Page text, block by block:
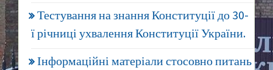
Тестування на знання Конституції до 30-
ї річниці ухвалення Конституції України.
Інформаційні матеріали стосовно питань